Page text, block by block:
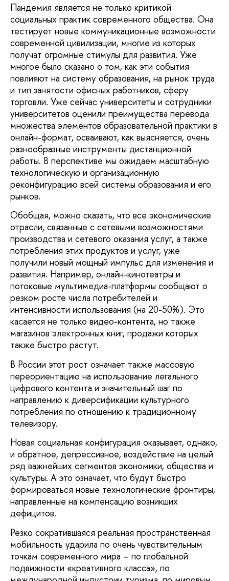
Пандемия является не только критикой
социальных практик современного общества. Она
тестирует новые коммуникационные возможности
современной цивилизации, многие из которых
получат огромные стимулы для развития. Уже
многое было сказано о том, как эти события
повлияют на систему образования, на рынок труда
и тип занятости офисных работников, сферу
торговли. Уже сейчас университеты и сотрудники
университетов оценили преимущества перевода
множества элементов образовательной практики в
онлайн-формат, осваивают, как выясняется, очень
разнообразные инструменты дистанционной
работы. В перспективе мы ожидаем масштабную
технологическую и организационную
реконфигурацию всей системы образования и его
рынков.
Обобщая, можно сказать, что все экономические
отрасли, связанные с сетевыми возможностями
производства и сетевого оказания услуг, а также
потребления этих продуктов и услуг, уже
получили новый мощный импульс для изменения и
развития. Например, онлайн-кинотеатры и
потоковые мультимедиа-платформы сообщают о
резком росте числа потребителей и
интенсивности использования (на 20-50%). Это
касается не только видео-контента, но также
магазинов электронных книг, продажи которых
также быстро растут.
В России этот рост означает также массовую
переориентацию на использование легального
цифрового контента и значительный шаг по
направлению к диверсификации культурного
потребления по отношению к традиционному
телевизору.
Новая социальная конфигурация оказывает, однако,
и обратное, депрессивное, воздействие на целый
ряд важнейших сегментов экономики, общества и
культуры. А это означает, что будут быстро
формироваться новые технологические фронтиры,
направленные на компенсацию возникших
дефицитов.
Резко сократившаяся реальная пространственная
мобильность ударила по очень чувствительным
точкам современного мира – по глобальной
подвижности «креативного класса», по